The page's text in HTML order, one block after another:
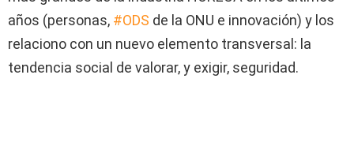
años (personas, #ODS de la ONU e innovación) y los
relaciono con un nuevo elemento transversal: la
tendencia social de valorar, y exigir, seguridad.